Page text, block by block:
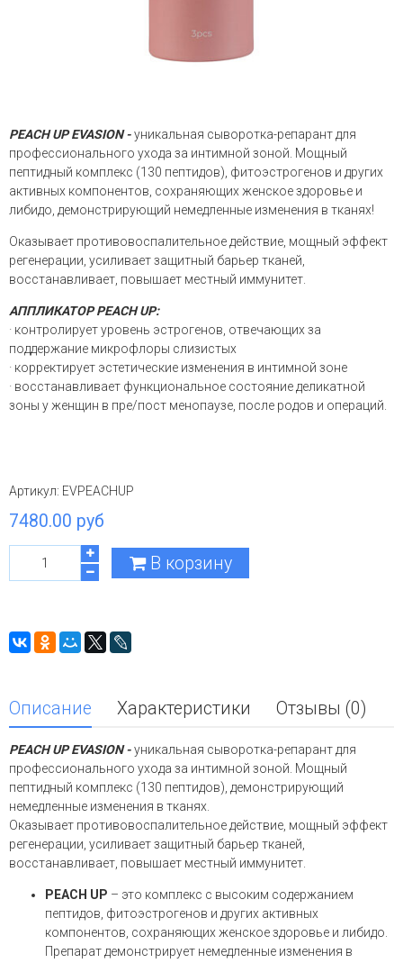
PEACH UP EVASION -уникальная сыворотка-репарант для
профессионального ухода за интимной зоной. Мощный
пептидный комплекс (130 пептидов), фитоэстрогенов и других
активных компонентов, сохраняющих женское здоровье и
либидо, демонстрирующий немедленные изменения в тканях!
Оказывает противовоспалительное действие, мощный эффект
регенерации, усиливает защитный барьер тканей,
восстанавливает, повышает местный иммунитет.
АППЛИКАТОР PEACH UP:
· контролирует уровень эстрогенов, отвечающих за
поддержание микрофлоры слизистых
· корректирует эстетические изменения в интимной зоне
· восстанавливает функциональное состояние деликатной
зоны у женщин в пре/пост менопаузе, после родов и операций.
Артикул: EVPEACHUP
7480.00 руб
В корзину
Описание Характеристики Отзывы (0)
PEACH UP EVASION -уникальная сыворотка-репарант для
профессионального ухода за интимной зоной. Мощный
пептидный комплекс (130 пептидов), демонстрирующий
немедленные изменения в тканях.
Оказывает противовоспалительное действие, мощный эффект
регенерации, усиливает защитный барьер тканей,
восстанавливает, повышает местный иммунитет.
PEACH UP – это комплекс с высоким содержанием
пептидов, фитоэстрогенов и других активных
компонентов, сохраняющих женское здоровье и либидо.
Препарат демонстрирует немедленные изменения в